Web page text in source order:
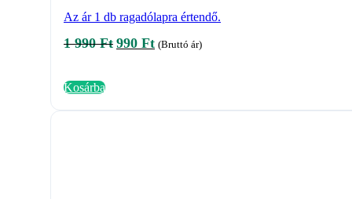
Az ár 1 db ragadólapra értendő.
1 990Ft Original
990 FtCurrent
(Bruttó ár)
Kosárba